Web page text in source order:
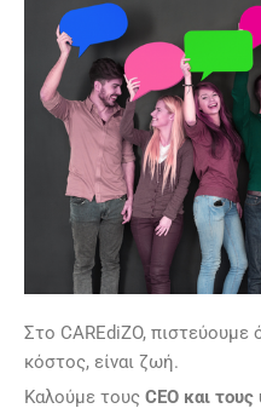
Στο CAREdiZO, πιστεύουμε
κόστος, είναι ζωή.
Καλούμε τους CEO και